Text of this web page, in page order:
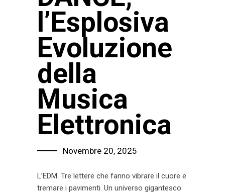
l’Esplosiva
Evoluzione
della
Musica
Elettronica
Novembre 20, 2025
L’EDM. Tre lettere che fanno vibrare il cuore e
tremare i pavimenti. Un universo gigantesco